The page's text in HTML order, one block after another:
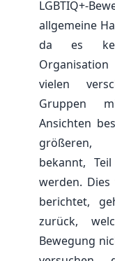
LGBTIQ+-
allgemeine
da es
vielen
Gruppen
Ansichten
größeren,
bekannt,
werden.
berichtet,
zurück,
Bewegung